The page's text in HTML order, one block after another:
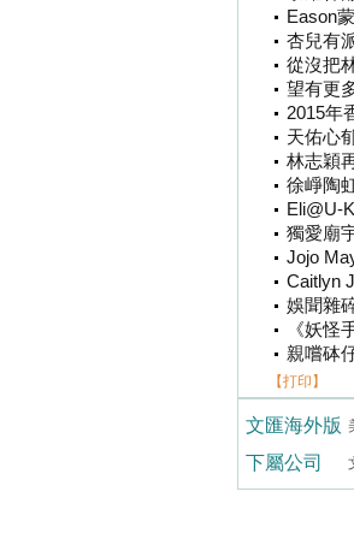
Eason
杏兒有
從沒把
望有更
2015年
天佑心
林志穎
徐崢陶
Eli@U-
獨愛廟
Jojo
Caitlyn
娛聞雜
《妖怪
親嚐砵
【打印】
文匯海外版
下屬公司